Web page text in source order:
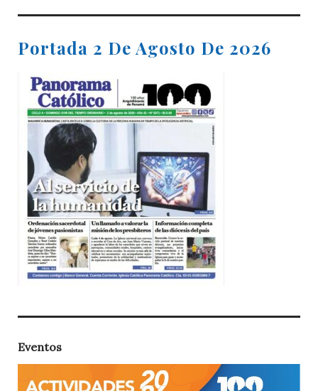
Portada 2 De Agosto De 2026
Eventos